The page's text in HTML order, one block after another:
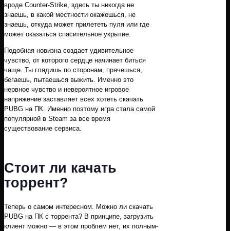
вроде Counter-Strike, здесь ты никогда не
знаешь, в какой местности окажешься, не
знаешь, откуда может прилететь пуля или где
может оказаться спасительное укрытие.
Подобная новизна создает удивительное
чувство, от которого сердце начинает биться
чаще. Ты глядишь по сторонам, прячешься,
бегаешь, пытаешься выжить. Именно это
нервное чувство и невероятное игровое
напряжение заставляет всех хотеть скачать
PUBG на ПК. Именно поэтому игра стала самой
популярной в Steam за все время
существование сервиса.
Стоит ли качать
торрент?
Теперь о самом интересном. Можно ли скачать
PUBG на ПК с торрента? В принципе, загрузить
клиент можно — в этом проблем нет, их полным-